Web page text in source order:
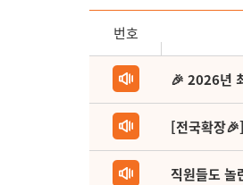
번호
🎉 2026년
[전국확장
직원들도 놀